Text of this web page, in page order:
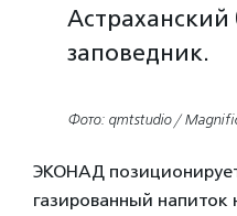
заповедник.
Фото: qmtstudio /
ЭКОНАД
газированный напиток